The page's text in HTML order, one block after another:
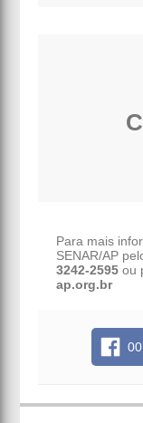
Para mais
SENAR/AP
3242-2595 ou
ap.org.br
00